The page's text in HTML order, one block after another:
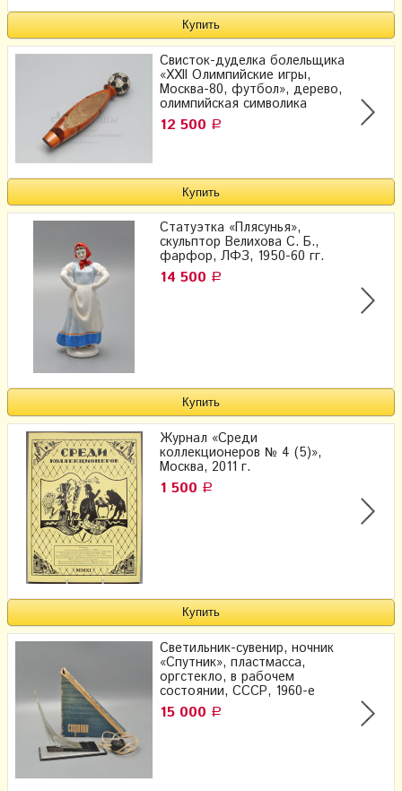
Свисток-дуделка болельщика
«XXII Олимпийские игры,
Москва-80, футбол», дерево,
олимпийская символика
12 500 Р
Статуэтка «Плясунья»,
скульптор Велихова С. Б.,
фарфор, ЛФЗ, 1950-60 гг.
14 500 Р
Журнал «Среди
коллекционеров № 4 (5)»,
Москва, 2011 г.
1 500 Р
Светильник-сувенир, ночник
«Спутник», пластмасса,
оргстекло, в рабочем
состоянии, СССР, 1960-е
15 000 Р